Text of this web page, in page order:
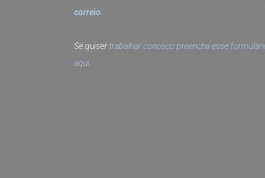
correio.
Se quisertrabalhar conosco preencha esse
aqui.